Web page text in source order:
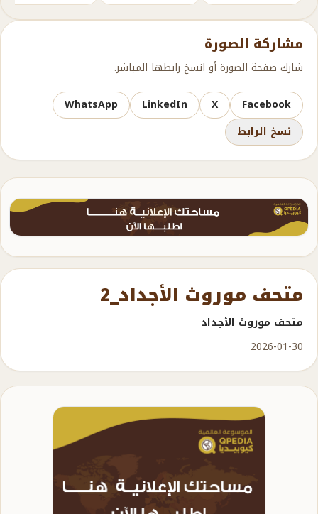
مشاركة الصورة
شارك صفحة الصورة أو انسخ رابطها المباشر.
Facebook
X
LinkedIn
WhatsApp
نسخ الرابط
متحف موروث الأجداد_2
متحف موروث الأجداد
2026-01-30